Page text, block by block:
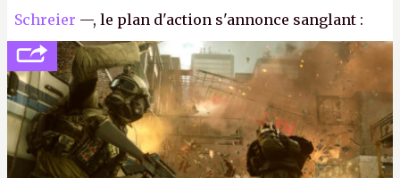
Schreier —, le plan d'action s'annonce sanglant :
réductions de coûts drastiques, fermetures de
studios et licenciements massifs. En gros, essorer
FCetBattlefield, puis virer le reste.P.